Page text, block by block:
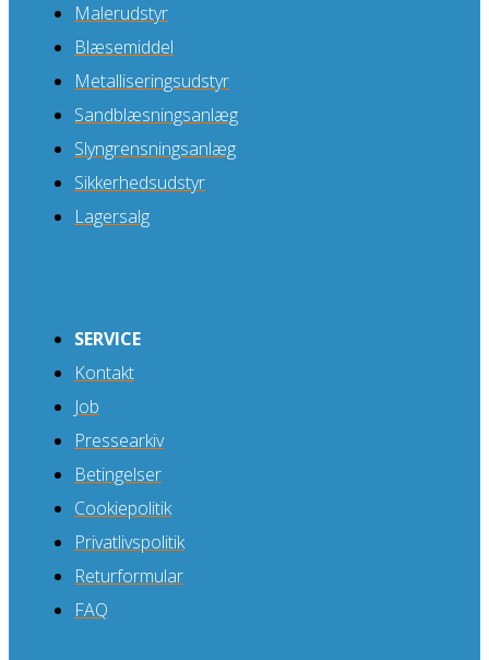
Malerudstyr
Blæsemiddel
Metalliseringsudstyr
Sandblæsningsanlæg
Slyngrensningsanlæg
Sikkerhedsudstyr
Lagersalg
SERVICE
Kontakt
Job
Pressearkiv
Betingelser
Cookiepolitik
Privatlivspolitik
Returformular
FAQ